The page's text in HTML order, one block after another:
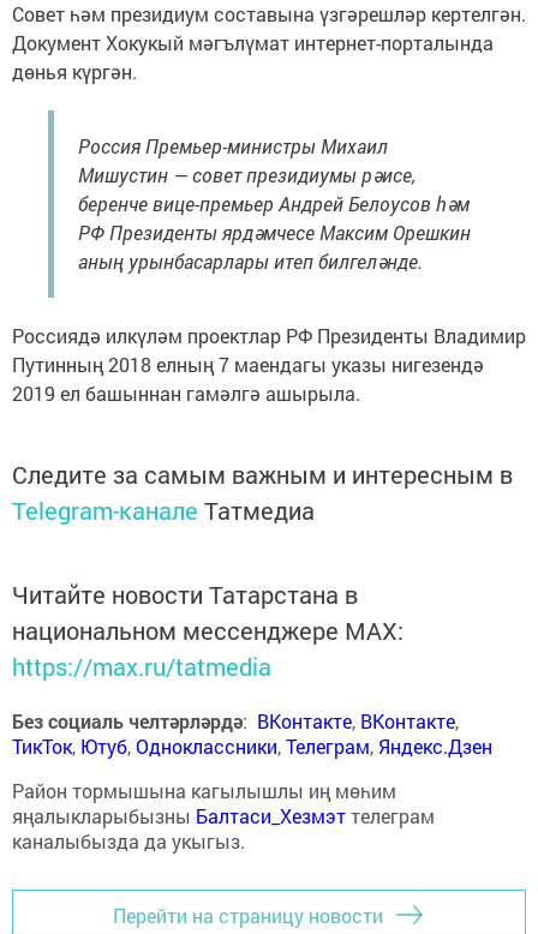
Совет һәм президиум составына үзгәрешләр кертелгән.
Документ Хокукый мәгълүмат интернет-порталында
дөнья күргән.
Россия Премьер-министры Михаил
Мишустин — совет президиумы рәисе,
беренче вице-премьер Андрей Белоусов һәм
РФ Президенты ярдәмчесе Максим Орешкин
аның урынбасарлары итеп билгеләнде.
Россиядә илкүләм проектлар РФ Президенты Владимир
Путинның 2018 елның 7 маендагы указы нигезендә
2019 ел башыннан гамәлгә ашырыла.
Следите за самым важным и интересным в
Telegram-канале Татмедиа
Читайте новости Татарстана в
национальном мессенджере MАХ:
https://max.ru/tatmedia
Без социаль челтәрләрдә: ВКонтакте, ВКонтакте,
ТикТок, Ютуб,Одноклассники,Телеграм, Яндекс.Дзен
Район тормышына кагылышлы иң мөһим
яңалыкларыбызны Балтаси_Хезмэттелеграм
каналыбызда да укыгыз.
Перейти на страницу новости